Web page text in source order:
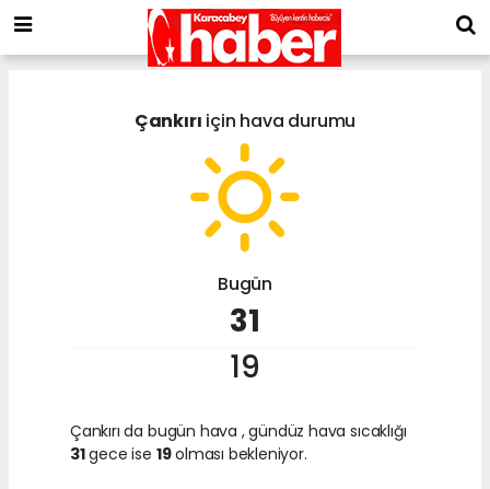
Çankırı için hava durumu
Bugün
31
19
Çankırı da bugün hava , gündüz hava sıcaklığı
31gece ise 19olması bekleniyor.